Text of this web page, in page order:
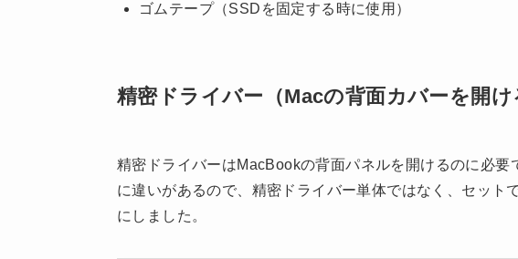
ゴムテープ（SSDを固定する時に使用）
精密ドライバー（Macの背面カバーを開け
精密ドライバーはMacBookの背面パネルを開けるのに必要
に違いがあるので、精密ドライバー単体ではなく、セット
にしました。